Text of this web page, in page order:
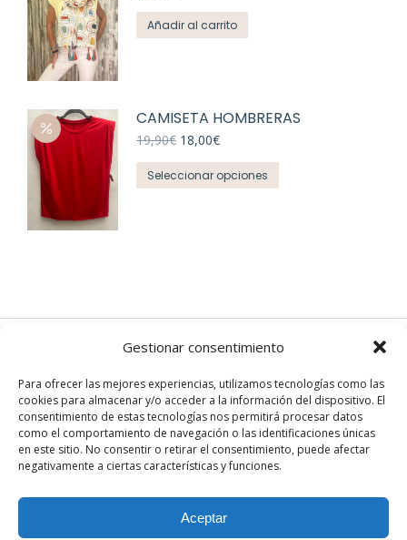
Gestionar consentimiento
Para ofrecer las mejores experiencias, utilizamos tecnologías como las
cookies para almacenar y/o acceder a la información del dispositivo. El
consentimiento de estas tecnologías nos permitirá procesar datos
como el comportamiento de navegación o las identificaciones únicas
en este sitio. No consentir o retirar el consentimiento, puede afectar
negativamente a ciertas características y funciones.
Aceptar
Añadir al carrito
CAMISETA HOMBRERAS
19,90€ El
original
era:
18,00€El
actual
es:
Seleccionar opciones
producto
se
pueden
en
la
página
de
EN REDES
Instagram
Facebook